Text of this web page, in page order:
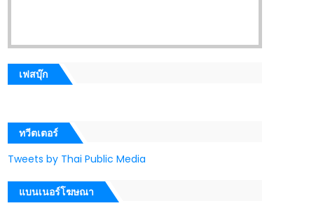
เฟสบุ๊ก
ทวีตเตอร์
Tweets by Thai Public Media
แบนเนอร์โฆษณา